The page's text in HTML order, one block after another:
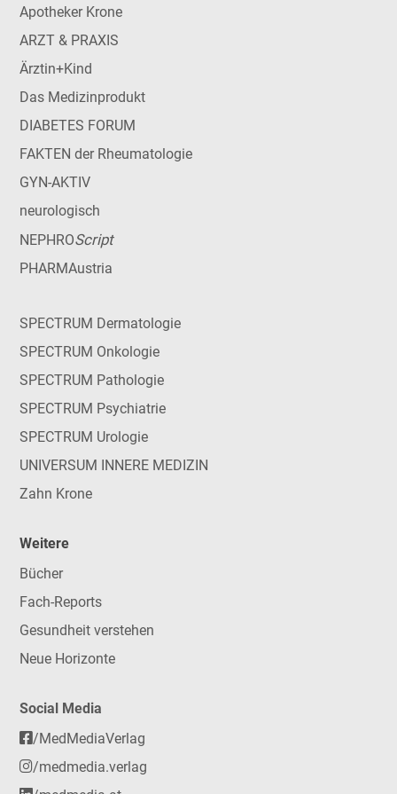
Apotheker Krone
ARZT & PRAXIS
Ärztin+Kind
Das Medizinprodukt
DIABETES FORUM
FAKTEN der Rheumatologie
GYN-AKTIV
neurologisch
NEPHROScript
PHARMAustria
SPECTRUM Dermatologie
SPECTRUM Onkologie
SPECTRUM Pathologie
SPECTRUM Psychiatrie
SPECTRUM Urologie
UNIVERSUM INNERE MEDIZIN
Zahn Krone
Weitere
Bücher
Fach-Reports
Gesundheit verstehen
Neue Horizonte
Social Media
/MedMediaVerlag
/medmedia.verlag